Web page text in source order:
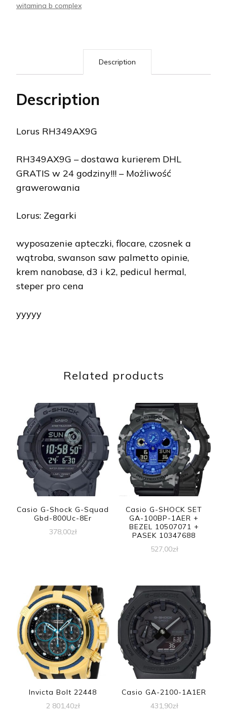
witamina b complex
Description
Description
Lorus RH349AX9G
RH349AX9G – dostawa kurierem DHL
GRATIS w 24 godziny!!! – Możliwość
grawerowania
Lorus: Zegarki
wyposazenie apteczki, flocare, czosnek a
wątroba, swanson saw palmetto opinie,
krem nanobase, d3 i k2, pedicul hermal,
steper pro cena
yyyyy
Related products
Casio G-Shock G-Squad
Gbd-800Uc-8Er
378,00zł
Casio G-SHOCK SET
GA-100BP-1AER +
BEZEL 10507071 +
PASEK 10347688
527,00zł
Invicta Bolt 22448
2 801,40zł
Casio GA-2100-1A1ER
431,90zł